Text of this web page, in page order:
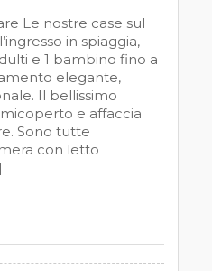
Le nostre case sul
in spiaggia,
e 1 bambino fino a
elegante,
Il bellissimo
e affaccia
Sono tutte
con letto